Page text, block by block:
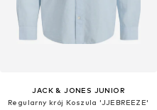
JACK & JONES JUNIOR
Regularny krój Koszula 'JJEBREEZE'